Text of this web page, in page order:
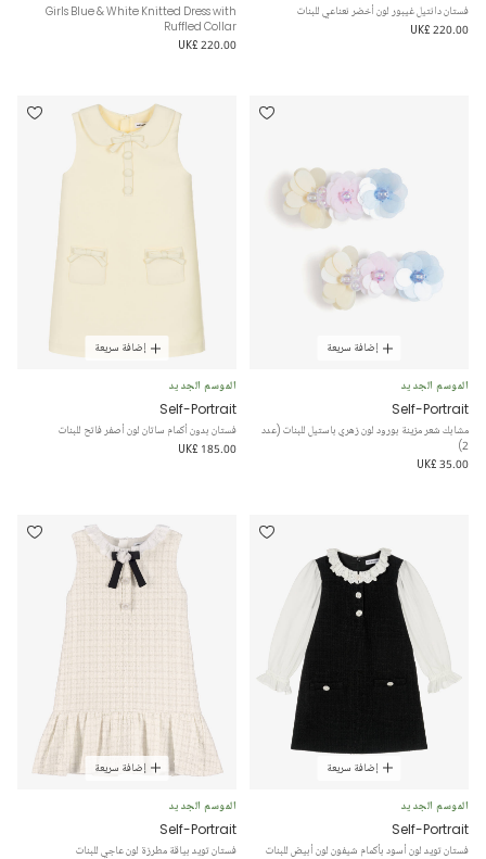
فستان دانتيل غيبور لون أخضر نعناعي للبنات
UK£ 220.00
Girls Blue & White Knitted Dress with
Ruffled Collar
UK£ 220.00
إضافة سريعة
الموسم الجديد
Self-Portrait
مشابك شعر مزينة بورود لون زهري باستيل للبنات (عدد
2)
UK£ 35.00
إضافة سريعة
الموسم الجديد
Self-Portrait
فستان بدون أكمام ساتان لون أصفر فاتح للبنات
UK£ 185.00
إضافة سريعة
الموسم الجديد
Self-Portrait
فستان تويد لون أسود بأكمام شيفون لون أبيض للبنات
إضافة سريعة
الموسم الجديد
Self-Portrait
فستان تويد بياقة مطرزة لون عاجي للبنات